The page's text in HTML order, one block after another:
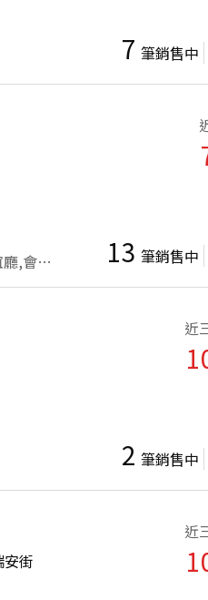
7 筆銷售中
公設參考：花園,戶外泳池,健身房,視聽中心,遊戲室,交誼廳,會議室,桌球室 13 筆銷售中
近
2 筆銷售中
街
近